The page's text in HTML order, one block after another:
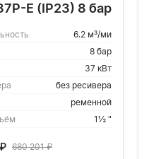
Е (IP23) 8 бар
6.2 м³/ми
8 бар
37 кВт
без ресивера
ременной
1½ "
₽ 680 201₽